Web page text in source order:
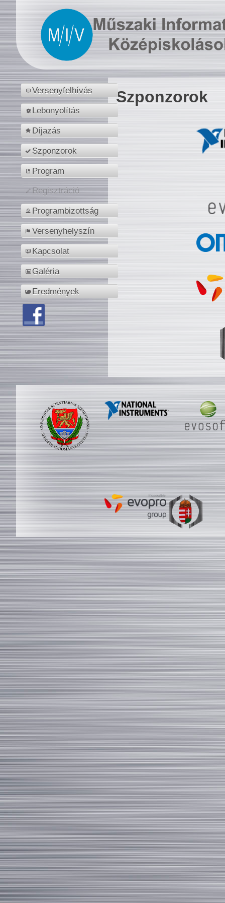
Versenyfelhívás
Lebonyolítás
Díjazás
Szponzorok
Program
Regisztráció
Programbizottság
Versenyhelyszín
Kapcsolat
Galéria
Eredmények
Szponzorok